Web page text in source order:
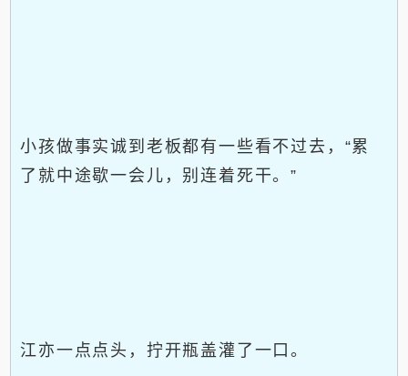
小孩做事实诚到老板都有一些看不过去，“累
了就中途歇一会儿，别连着死干。”
江亦一点点头，拧开瓶盖灌了一口。